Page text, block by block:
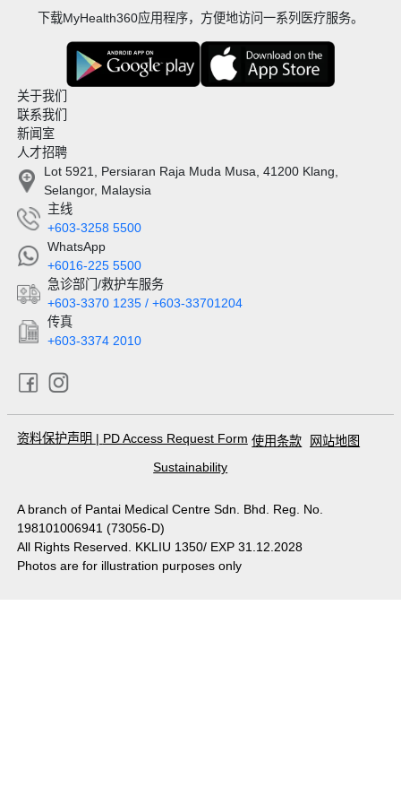
下载MyHealth360应用程序，方便地访问一系列医疗服务。
关于我们
联系我们
新闻室
人才招聘
Lot 5921, Persiaran Raja Muda Musa, 41200 Klang,
Selangor, Malaysia
主线
+603-3258 5500
WhatsApp
+6016-225 5500
急诊部门/救护车服务
+603-3370 1235 / +603-33701204
传真
+603-3374 2010
资料保护声明 | PD Access Request Form 使用条款
网站地图
Sustainability
A branch of Pantai Medical Centre Sdn. Bhd. Reg. No.
198101006941 (73056-D)
All Rights Reserved. KKLIU 1350/ EXP 31.12.2028
Photos are for illustration purposes only